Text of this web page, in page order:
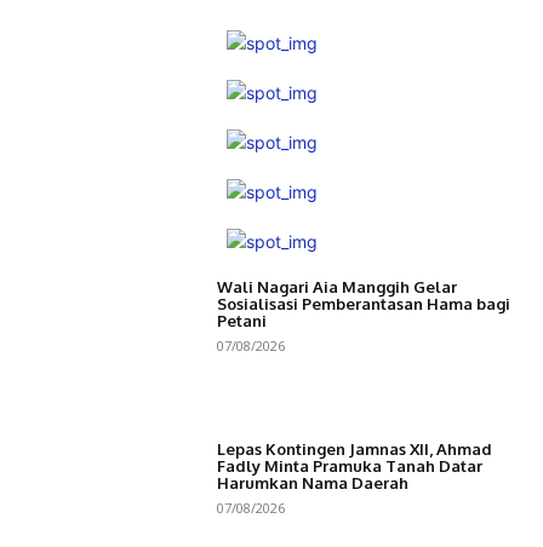
Wali Nagari Aia Manggih Gelar
Sosialisasi Pemberantasan Hama bagi
Petani
07/08/2026
Lepas Kontingen Jamnas XII, Ahmad
Fadly Minta Pramuka Tanah Datar
Harumkan Nama Daerah
07/08/2026